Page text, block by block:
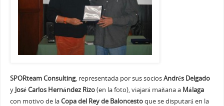
SPORteam Consulting, representada por sus sociosAndrés Delgado
yJosé Carlos Hernández Rizo(en la foto), viajará mañana a Málaga
con motivo de laCopa del Rey de Baloncestoque se disputará en la